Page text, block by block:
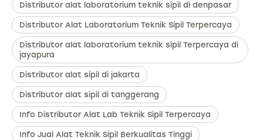
Distributor alat laboratorium teknik sipil di denpasar
Distributor Alat Laboratorium Teknik Sipil Terpercaya
Distributor alat laboratorium teknik sipil Terpercaya di
jayapura
Distributor alat sipil di jakarta
Distributor alat sipil di tanggerang
Info Distributor Alat Lab Teknik Sipil Terpercaya
Info Jual Alat Teknik Sipil Berkualitas Tinggi